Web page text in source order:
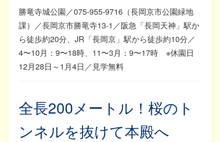
勝竜寺城公園／075-955-9716（長岡京市公園緑地
課）／長岡京市勝竜寺13-1／阪急「長岡天神」駅か
ら徒歩約20分、JR「長岡京」駅から徒歩約10分／
4〜10月：9〜18時、11〜3月：9〜17時 ※休園日
12月28日～1月4日／見学無料
全長200メートル！桜のト
ンネルを抜けて本殿へ